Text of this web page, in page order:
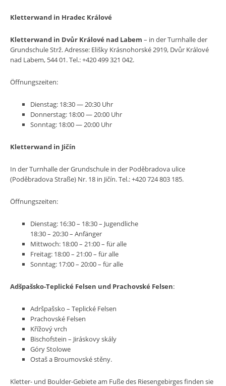
Kletterwand in Hradec Králové
Kletterwand in Dvůr Králové nad Labem – in der Turnhalle der
Grundschule Strž. Adresse: Elišky Krásnohorské 2919, Dvůr Králové
nad Labem, 544 01. Tel.:+420 499 321 042.
Öffnungszeiten:
Dienstag: 18:30 — 20:30 Uhr
Donnerstag: 18:00 — 20:00 Uhr
Sonntag: 18:00 — 20:00 Uhr
Kletterwand in Jičín
In der Turnhalle der Grundschule in der Poděbradova ulice
(Poděbradova Straße) Nr. 18 in Jičín. Tel.:+420 724 803 185.
Öffnungszeiten:
Dienstag: 16:30 – 18:30 – Jugendliche
18:30 – 20:30 – Anfänger
Mittwoch: 18:00 – 21:00 – für alle
Freitag: 18:00 – 21:00 – für alle
Sonntag: 17:00 – 20:00 – für alle
Adšpašsko-Teplické Felsen und Prachovské Felsen:
Adršpašsko – Teplické Felsen
Prachovské Felsen
Křížový vrch
Bischofstein – Jiráskovy skály
Góry Stolowe
Ostaš a Broumovské stěny.
Kletter- und Boulder-Gebiete am Fuße des Riesengebirges finden sie